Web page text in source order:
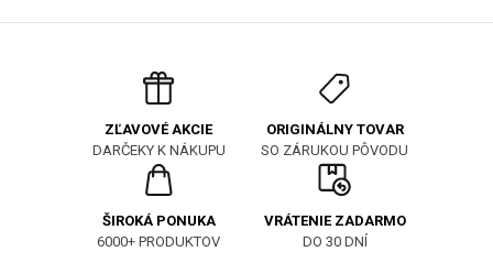
ZĽAVOVÉ AKCIE
DARČEKY K NÁKUPU
ORIGINÁLNY TOVAR
SO ZÁRUKOU PÔVODU
ŠIROKÁ PONUKA
6000+ PRODUKTOV
VRÁTENIE ZADARMO
DO 30 DNÍ